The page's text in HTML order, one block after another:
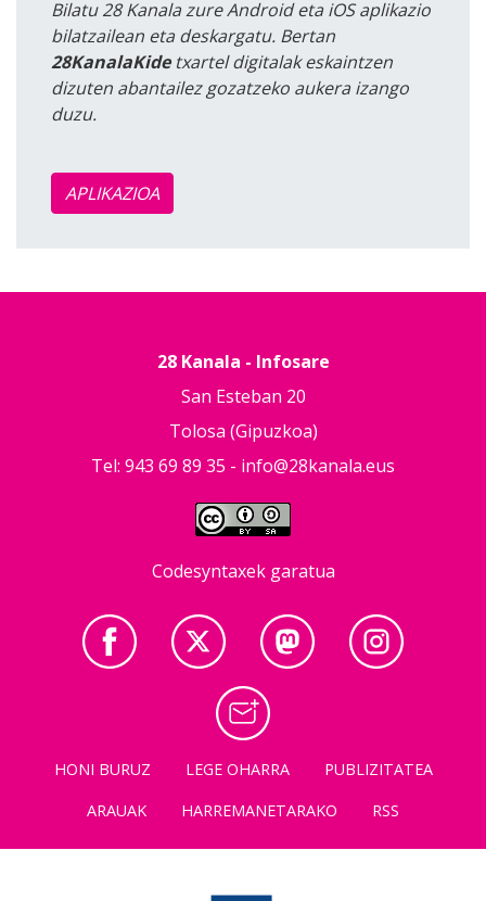
Bilatu 28 Kanala zure Android eta iOS aplikazio
bilatzailean eta deskargatu. Bertan
28KanalaKidetxartel digitalak eskaintzen
dizuten abantailez gozatzeko aukera izango
duzu.
APLIKAZIOA
28 Kanala - Infosare
San Esteban 20
Tolosa (Gipuzkoa)
Tel: 943 69 89 35 - info@28kanala.eus
Codesyntaxek garatua
HONI BURUZ LEGE OHARRA
PUBLIZITATEA
ARAUAK
HARREMANETARAKO RSS